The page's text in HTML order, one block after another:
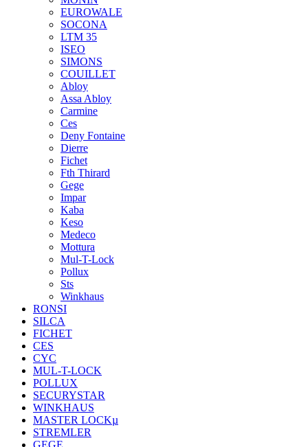
EUROWALE
SOCONA
LTM 35
ISEO
SIMONS
COUILLET
Abloy
Assa Abloy
Carmine
Ces
Deny Fontaine
Dierre
Fichet
Fth Thirard
Gege
Impar
Kaba
Keso
Medeco
Mottura
Mul-T-Lock
Pollux
Sts
Winkhaus
RONSI
SILCA
FICHET
CES
CYC
MUL-T-LOCK
POLLUX
SECURYSTAR
WINKHAUS
MASTER LOCKµ
STREMLER